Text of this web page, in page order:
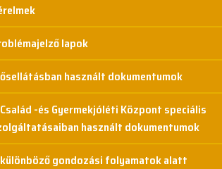
lapok
használt dokumentumok
-és Gyermekjóléti Központ speciális
használt dokumentumok
gondozási folyamatok alatt